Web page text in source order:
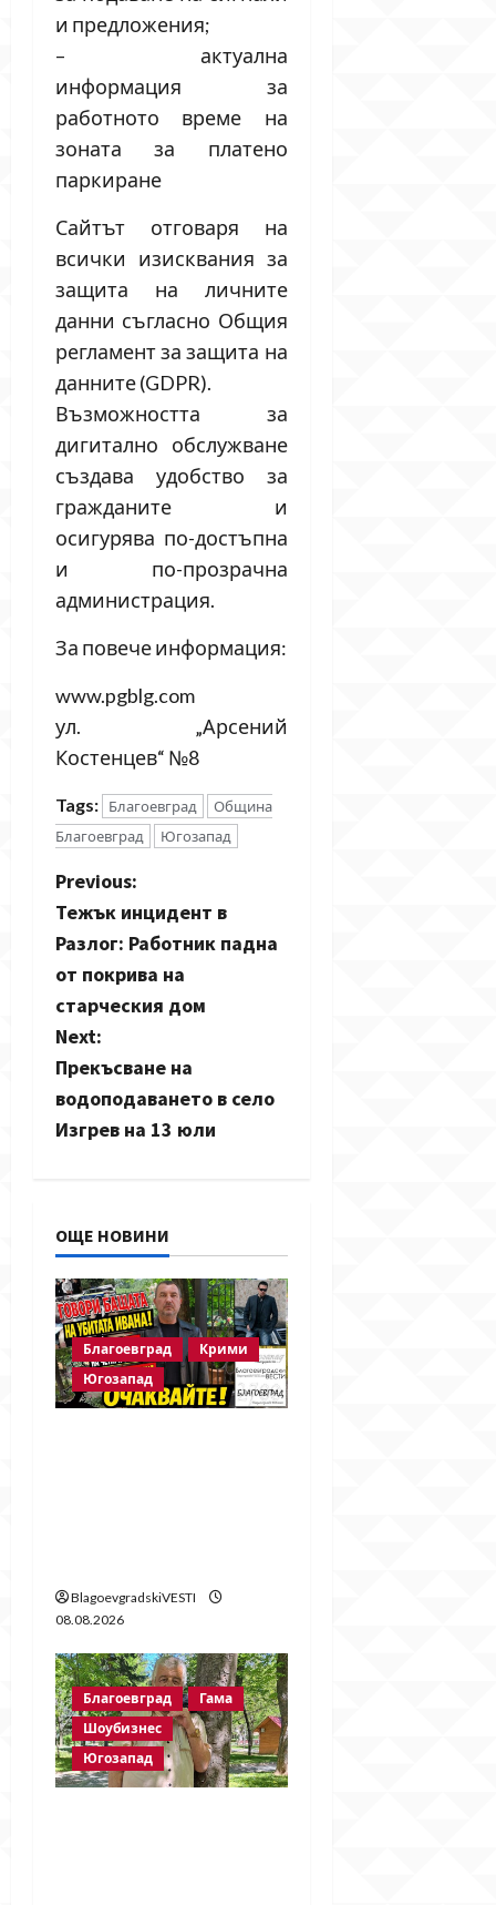
и предложения;
– актуална
информация за
работното време на
зоната за платено
паркиране
Сайтът отговаря на
всички изисквания за
защита на личните
данни съгласно Общия
регламент за защита на
данните (GDPR).
Възможността за
дигитално обслужване
създава удобство за
гражданите и
осигурява по-достъпна
и по-прозрачна
администрация.
За повече информация:
www.pgblg.com
ул. „Арсений
Костенцев“ №8
Tags: Благоевград
Община
Благоевград
Югозапад
P
o
s
t
n
a
g
a
t
i
Previous:
Тежък инцидент в
Разлог: Работник падна
от покрива на
старческия дом
Next:
Прекъсване на
водоподаването в село
Изгрев на 13 юли
ОЩЕ НОВИНИ
Благоевград
Крими
Югозапад
BlagoevgradskiVESTI
08.08.2026
Благоевград
Гама
Шоубизнес
Югозапад